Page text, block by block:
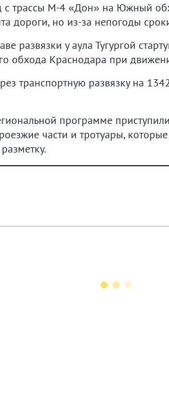
с трассы М-4 «Дон» на Южный
дороги, но из-за непогоды
развязки у аула Тугургой
обхода Краснодара при
транспортную развязку на
программе
части и тротуары,